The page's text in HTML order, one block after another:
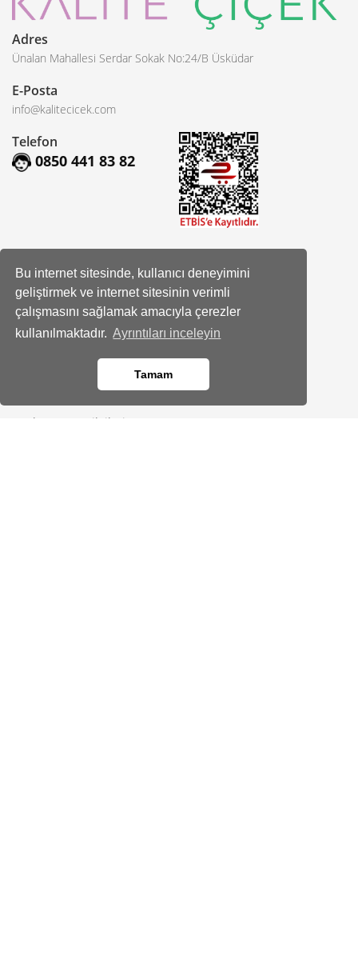
Bu internet sitesinde, kullanıcı deneyimini
geliştirmek ve internet sitesinin verimli
çalışmasını sağlamak amacıyla çerezler
kullanılmaktadır. Ayrıntıları inceleyin
Tamam
Adres
Ünalan Mahallesi Serdar Sokak No:24/B Üsküdar
E-Posta
info@kalitecicek.com
Telefon
0850 441 83 82
Facebook
Instagram
Banka Hesap Bilgileri